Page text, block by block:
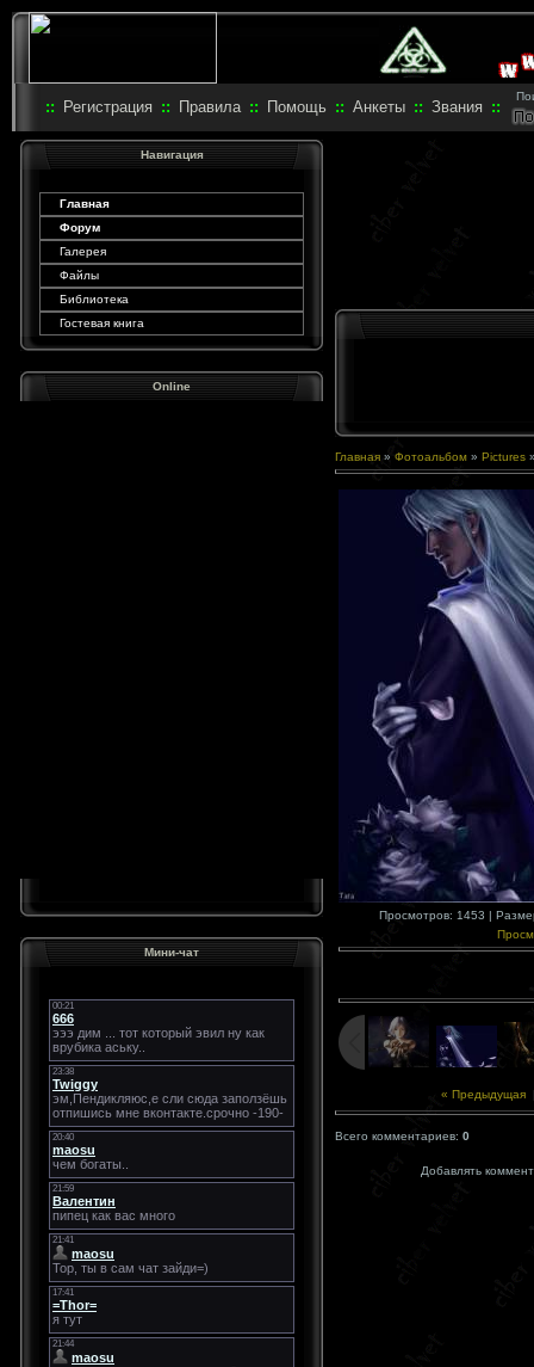
:: Регистрация :: Правила :: Помощь :: Анкеты :: Звания ::
Навигация
Главная
Форум
Галерея
Файлы
Библиотека
Гостевая книга
Online
Мини-чат
Главная » Фотоальбом » Pictures
Просмотров: 1453 |
« Предыдущая
Всего комментариев: 0
Добавлять